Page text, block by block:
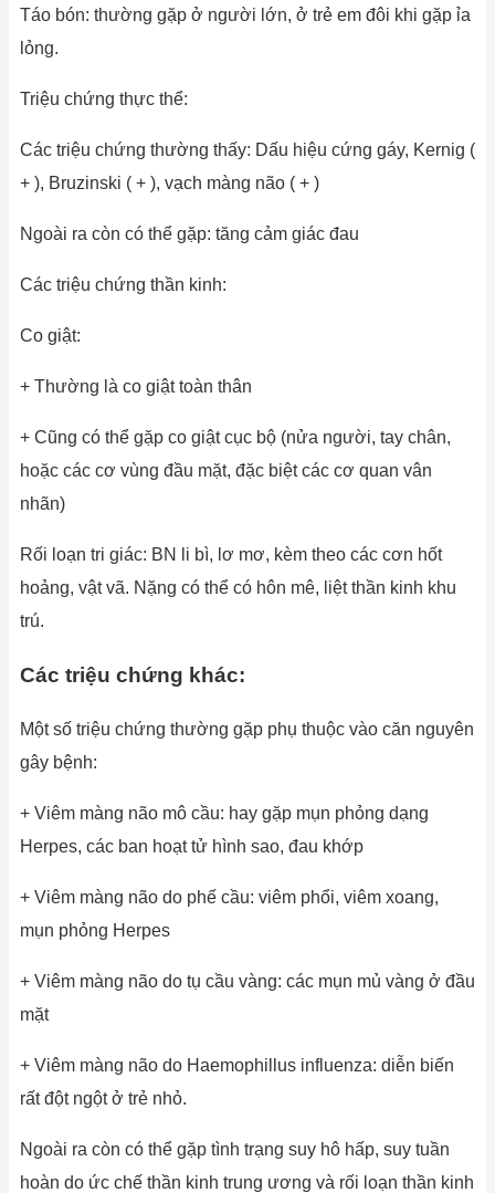
Táo bón: thường gặp ở người lớn, ở trẻ em đôi khi gặp ỉa
lỏng.
Triệu chứng thực thể:
Các triệu chứng thường thấy: Dấu hiệu cứng gáy, Kernig (
+ ), Bruzinski ( + ), vạch màng não ( + )
Ngoài ra còn có thể gặp: tăng cảm giác đau
Các triệu chứng thần kinh:
Co giật:
+ Thường là co giật toàn thân
+ Cũng có thể gặp co giật cục bộ (nửa người, tay chân,
hoặc các cơ vùng đầu mặt, đặc biệt các cơ quan vân
nhãn)
Rối loạn tri giác: BN li bì, lơ mơ, kèm theo các cơn hốt
hoảng, vật vã. Nặng có thể có hôn mê, liệt thần kinh khu
trú.
Các triệu chứng khác:
Một số triệu chứng thường gặp phụ thuộc vào căn nguyên
gây bệnh:
+ Viêm màng não mô cầu: hay gặp mụn phỏng dạng
Herpes, các ban hoạt tử hình sao, đau khớp
+ Viêm màng não do phế cầu: viêm phổi, viêm xoang,
mụn phỏng Herpes
+ Viêm màng não do tụ cầu vàng: các mụn mủ vàng ở đầu
mặt
+ Viêm màng não do Haemophillus influenza: diễn biến
rất đột ngột ở trẻ nhỏ.
Ngoài ra còn có thể gặp tình trạng suy hô hấp, suy tuần
hoàn do ức chế thần kinh trung ương và rối loạn thần kinh